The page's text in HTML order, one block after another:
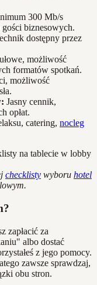
300 Mb/s
gości biznesowych.
dostępny przez
możliwość
formatów spotkań.
możliwość
Jasny cennik,
opłat.
catering, nocleg
checklisty wyboru hotel
zapłacić za
albo dostać
z jego pomocy.
zawsze sprawdzaj,
obu stron.